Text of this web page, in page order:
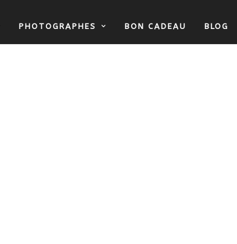
PHOTOGRAPHES BON CADEAU BLOG